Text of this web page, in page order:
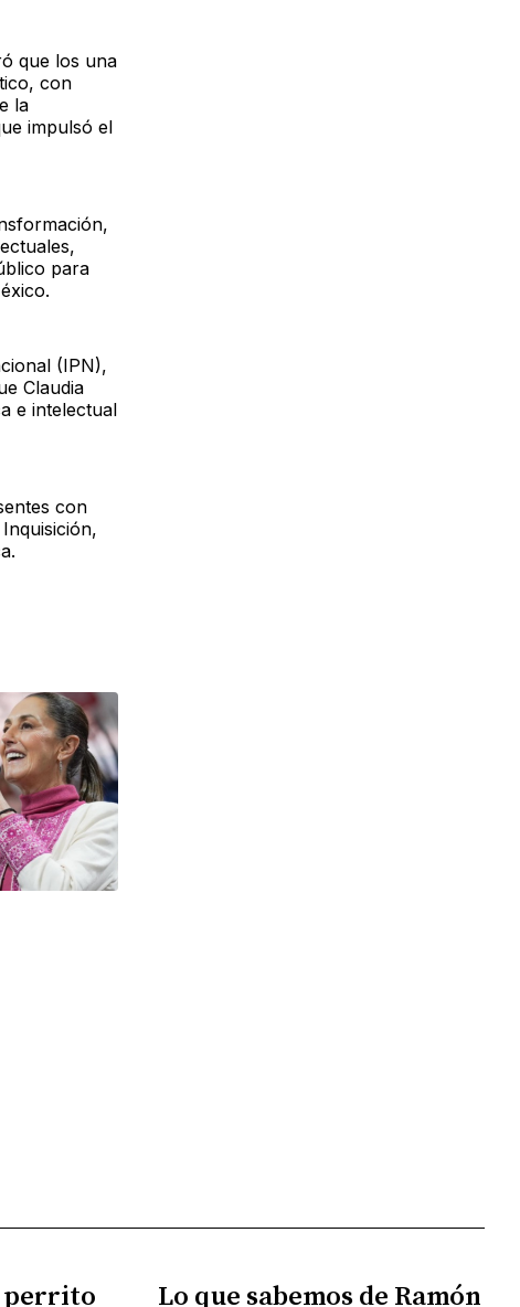
que los una
con
la
impulsó el
para
(IPN),
Claudia
e intelectual
con
perrito
Lo que sabemos de Ramón